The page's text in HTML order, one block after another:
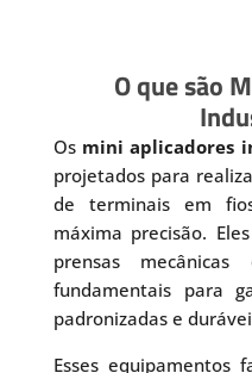
O que são
Os mini aplicadores
projetados para
de terminais em
máxima precisão.
prensas
fundamentais para
padronizadas e
Esses equipamentos